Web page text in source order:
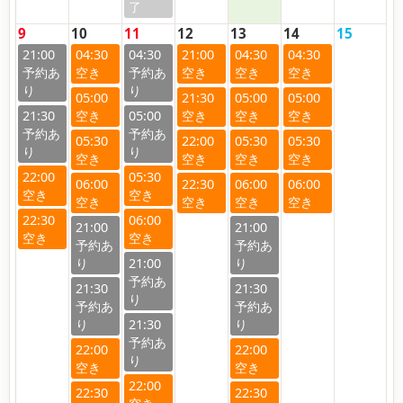
9
21:00
21:30
22:00
22:30
10
04:30
05:00
05:30
06:00
21:00
21:30
22:00
22:30
11
04:30
05:00
05:30
06:00
21:00
21:30
22:00
12
21:00
21:30
22:00
22:30
13
04:30
05:00
05:30
06:00
21:00
21:30
22:00
22:30
14
04:30
05:00
05:30
06:00
15